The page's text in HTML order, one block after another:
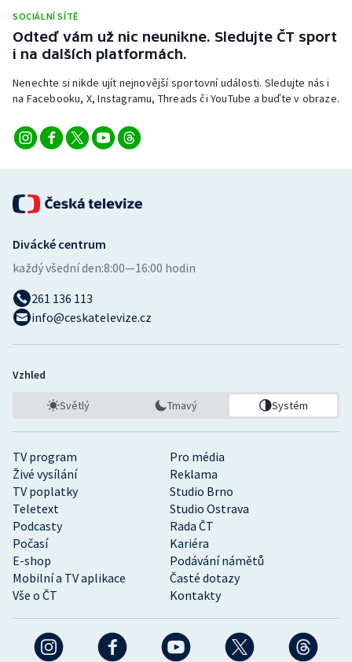
SOCIÁLNÍ SÍTĚ
Odteď vám už nic neunikne. Sledujte ČT sport
i na dalších platformách.
Nenechte si nikde ujít nejnovější sportovní události. Sledujte nás i
na Facebooku, X, Instagramu, Threads či YouTube a buďte v obraze.
TV program
Pro média
Živé vysílání
Reklama
TV poplatky
Studio Brno
Teletext
Studio Ostrava
Podcasty
Rada ČT
Počasí
Kariéra
E-shop
Podávání námětů
Mobilní a TV aplikace
Časté dotazy
Vše o ČT
Kontakty
Divácké centrum
každý všední den:8:00—16:00 hodin
261 136 113
info@ceskatelevize.cz
Vzhled
Světlý Tmavý Systém